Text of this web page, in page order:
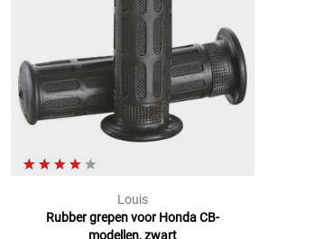
Louis
Rubber grepen voor Honda CB-
modellen, zwart